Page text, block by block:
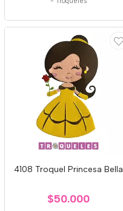
4108 Troquel Princesa Bella
$50.000